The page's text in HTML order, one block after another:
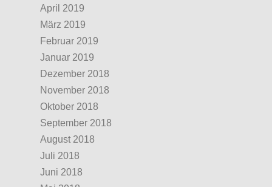
April 2019
März 2019
Februar 2019
Januar 2019
Dezember 2018
November 2018
Oktober 2018
September 2018
August 2018
Juli 2018
Juni 2018